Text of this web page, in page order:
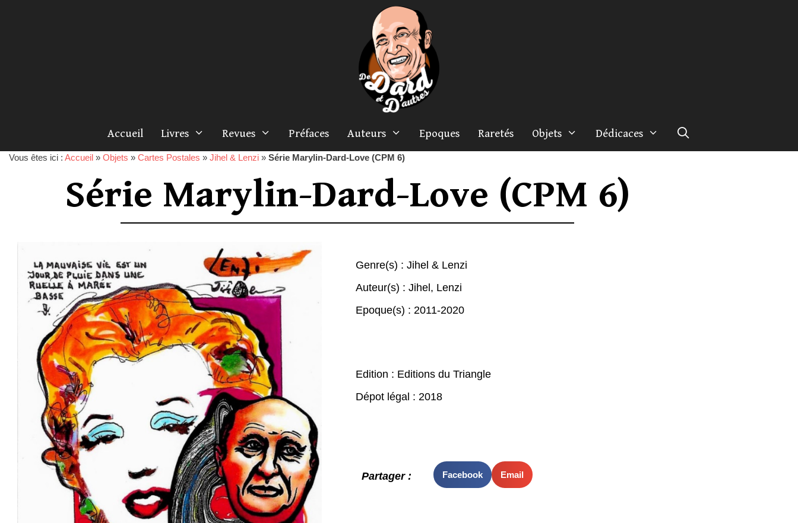
Accueil Livres Revues Préfaces Auteurs Epoques Raretés Objets Dédicaces
Vous êtes ici : Accueil » Objets » Cartes Postales » Jihel & Lenzi » Série Marylin-Dard-Love (CPM 6)
Série Marylin-Dard-Love (CPM 6)
Genre(s) : Jihel & Lenzi
Auteur(s) : Jihel , Lenzi
Epoque(s) : 2011-2020
Edition : Editions du Triangle
Dépot légal : 2018
Partager : Facebook Email